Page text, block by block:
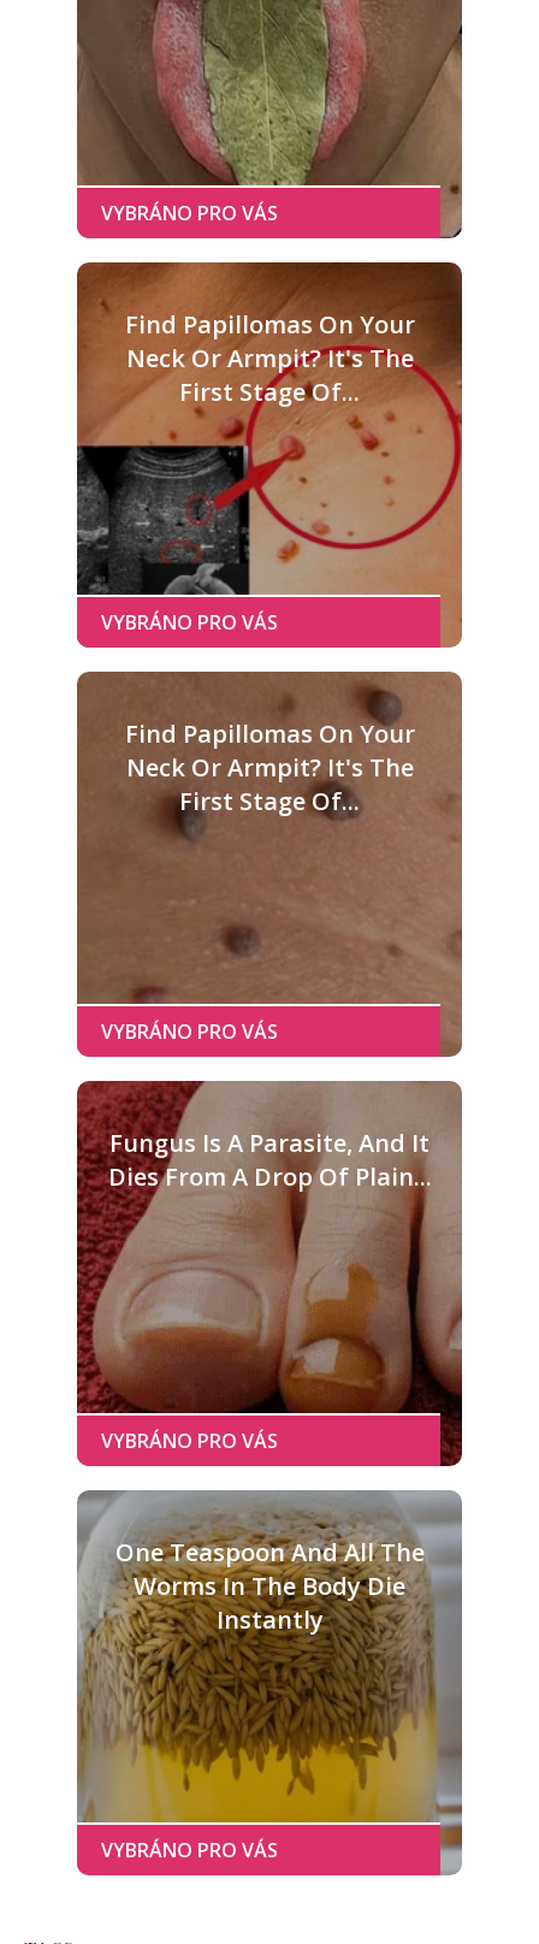
Find Papillomas On Your
Neck Or Armpit? It's The
First Stage Of...
Find Papillomas On Your
Neck Or Armpit? It's The
First Stage Of...
Fungus Is A Parasite, And It
Dies From A Drop Of Plain...
One Teaspoon And All The
Worms In The Body Die
Instantly